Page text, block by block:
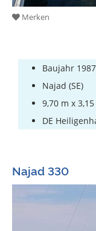
Merken
Baujahr
Najad (SE)
9,70 m x
DE
Najad 330